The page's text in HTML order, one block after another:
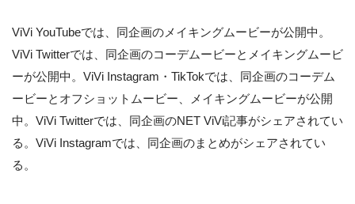
ViVi YouTubeでは、同企画のメイキングムービーが公開中。
ViVi Twitterでは、同企画のコーデムービーとメイキングムービ
ーが公開中。ViVi Instagram・TikTokでは、同企画のコーデム
ービーとオフショットムービー、メイキングムービーが公開
中。ViVi Twitterでは、同企画のNET ViVi記事がシェアされてい
る。ViVi Instagramでは、同企画のまとめがシェアされてい
る。